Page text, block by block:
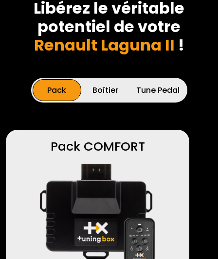
Libérez le véritable
potentiel de votre
Renault Laguna II !
Pack Boîtier Tune Pedal
Pack COMFORT